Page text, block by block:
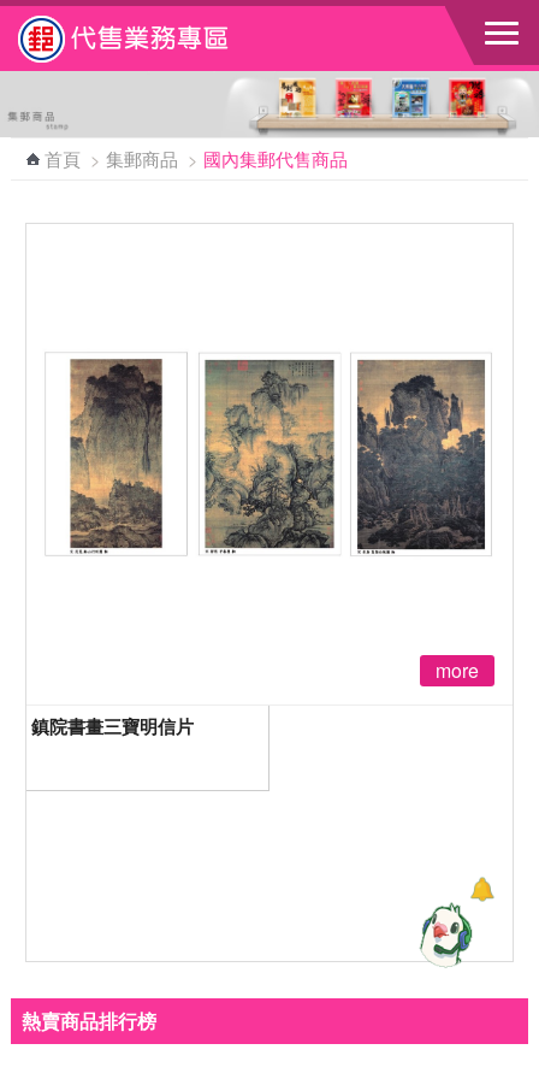
跳到主要內容區塊
首頁 > 集郵商品 > 國內集郵代售商品
鎮院書畫三寶明信片
more
熱賣商品排行榜